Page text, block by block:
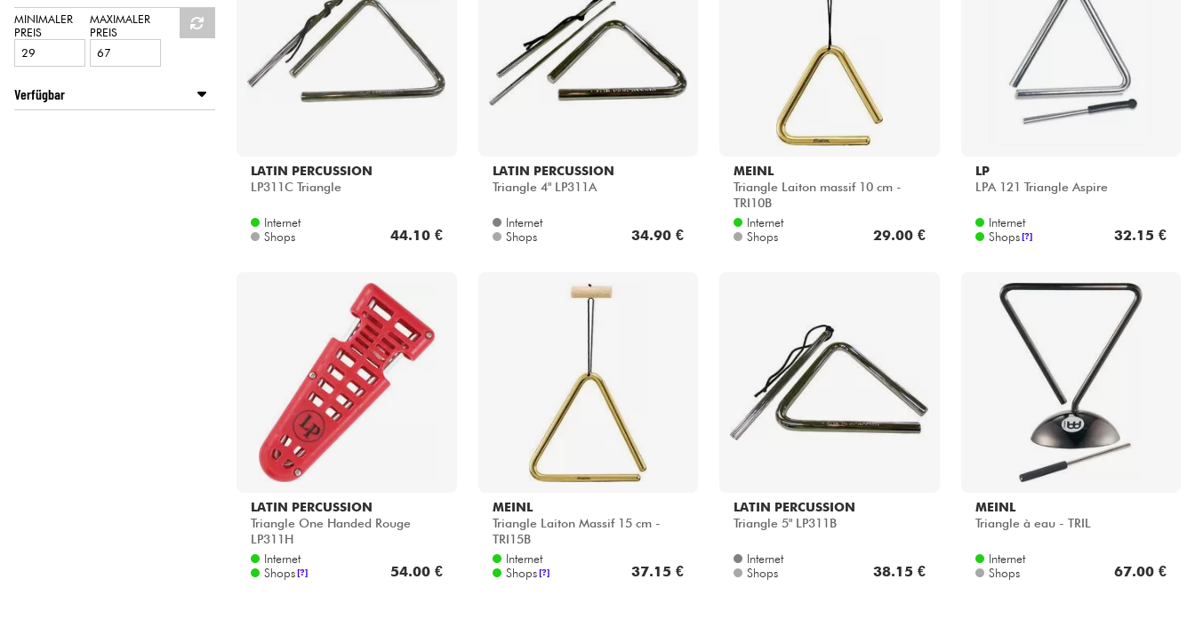
Sehen Sie sich unsere Marken an
MEINL
MINIMALER
PREIS
MAXIMALER
PREIS
Verfügbar
LATIN PERCUSSION
LP311C Triangle
Internet
Shops
44.10 €
LATIN PERCUSSION
Triangle 4" LP311A
Internet
Shops
34.90 €
MEINL
Triangle Laiton massif 10 cm -
TRI10B
Internet
Shops
29.00 €
LP
LPA 121 Triangle Aspire
Internet
Shops [?] 32.15 €
LATIN PERCUSSION
Triangle One Handed Rouge
LP311H
Internet
Shops [?] 54.00 €
MEINL
Triangle Laiton Massif 15 cm -
TRI15B
Internet
Shops [?] 37.15 €
LATIN PERCUSSION
Triangle 5" LP311B
Internet
Shops
38.15 €
MEINL
Triangle à eau - TRIL
Internet
Shops
67.00 €